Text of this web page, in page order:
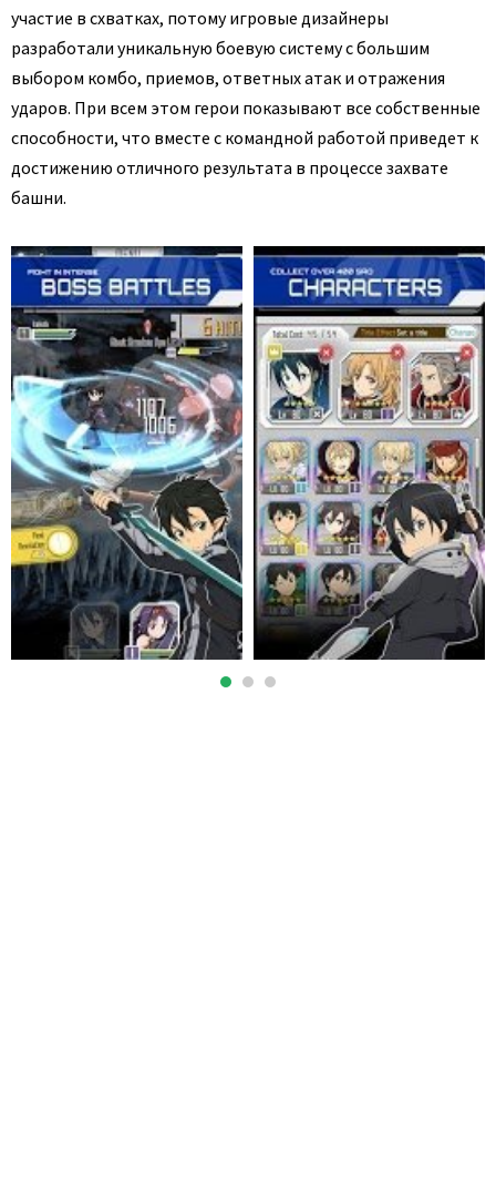
участие в схватках, потому игровые дизайнеры
разработали уникальную боевую систему с большим
выбором комбо, приемов, ответных атак и отражения
ударов. При всем этом герои показывают все собственные
способности, что вместе с командной работой приведет к
достижению отличного результата в процессе захвате
башни.